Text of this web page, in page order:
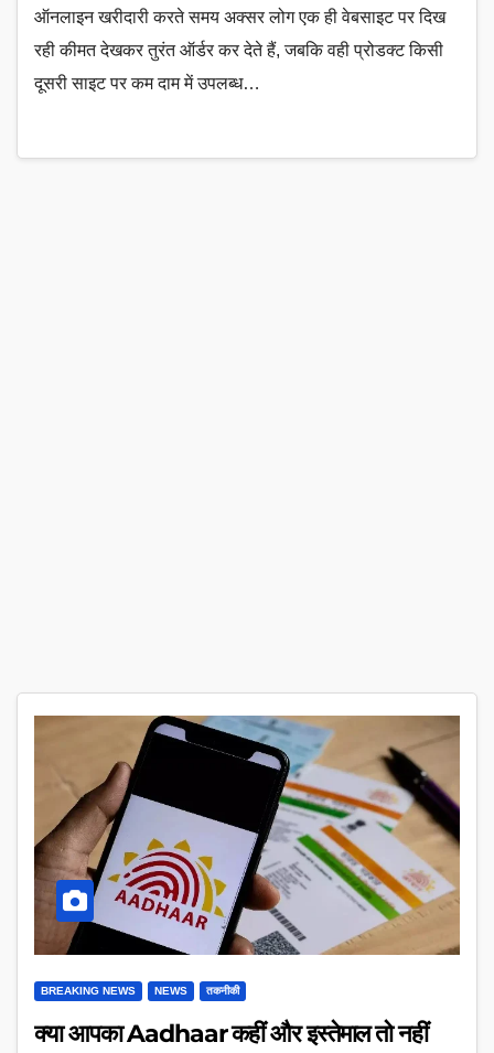
ऑनलाइन खरीदारी करते समय अक्सर लोग एक ही वेबसाइट पर दिख
रही कीमत देखकर तुरंत ऑर्डर कर देते हैं, जबकि वही प्रोडक्ट किसी
दूसरी साइट पर कम दाम में उपलब्ध…
BREAKING NEWS NEWS तकनीकी
क्या आपका Aadhaar कहीं और इस्तेमाल तो नहीं